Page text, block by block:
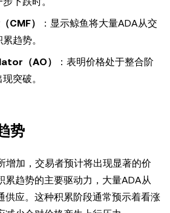
CMF）
：显示鲸鱼将大量ADA从交
趋势。
（AO）
：表明价格处于整合阶
突破。
势
增加，交易者预计将出现显著的价
累趋势的主要驱动力，大量ADA从
供应。这种积累阶段通常预示着看涨